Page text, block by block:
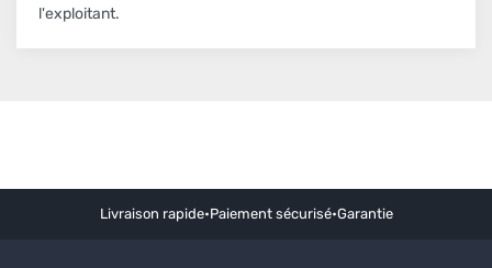
l'exploitant.
Livraison rapide•Paiement sécurisé•Garantie